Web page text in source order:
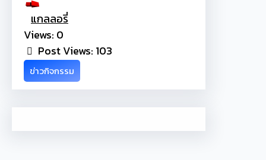
แกลลอรี่
Views: 0
Post Views: 103
ข่าวกิจกรรม